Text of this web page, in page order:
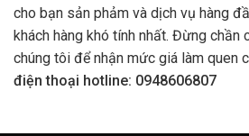
cho bạn sản phảm và dịch vụ hàng
khách hàng khó tính nhất. Đừng chần
chúng tôi để nhận mức giá làm quen
điện thoại hotline: 0948606807